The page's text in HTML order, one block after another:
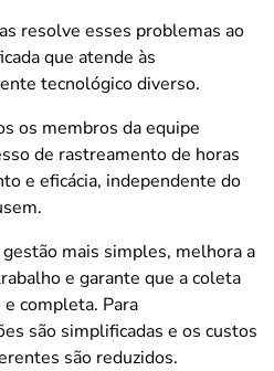
resolve esses problemas ao
que atende às
tecnológico diverso.
os membros da equipe
de rastreamento de horas
e eficácia, independente do
mais simples, melhora a
e garante que a coleta
completa. Para
são simplificadas e os custos
são reduzidos.